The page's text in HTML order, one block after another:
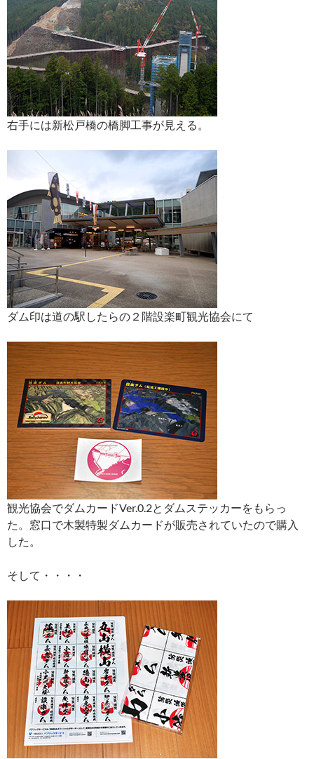
右手には新松戸橋の橋脚工事が見える。
ダム印は道の駅したらの２階設楽町観光協会にて
観光協会でダムカードVer.0.2とダムステッカーをもらっ
た。窓口で木製特製ダムカードが販売されていたので購入
した。
そして・・・・